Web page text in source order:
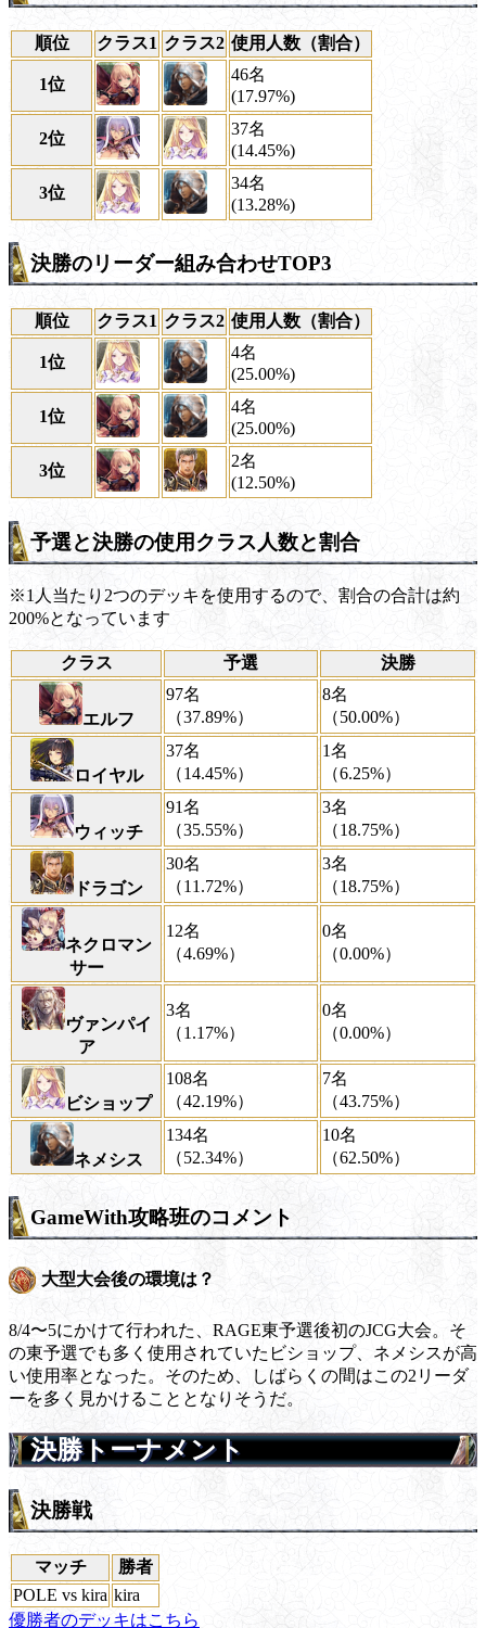
順位 クラス1 クラス2 使用人数（割合）
1位
46名
(17.97%)
2位
37名
(14.45%)
3位
34名
(13.28%)
決勝のリーダー組み合わせTOP3
順位 クラス1 クラス2 使用人数（割合）
1位
4名
(25.00%)
1位
4名
(25.00%)
3位
2名
(12.50%)
予選と決勝の使用クラス人数と割合
※1人当たり2つのデッキを使用するので、割合の合計は約
200%となっています
クラス 予選 決勝
エルフ
97名
（37.89%）
8名
（50.00%）
ロイヤル
37名
（14.45%）
1名
（6.25%）
ウィッチ
91名
（35.55%）
3名
（18.75%）
ドラゴン
30名
（11.72%）
3名
（18.75%）
ネクロマン
サー
12名
（4.69%）
0名
（0.00%）
ヴァンパイ
ア
3名
（1.17%）
0名
（0.00%）
ビショップ
108名
（42.19%）
7名
（43.75%）
ネメシス
134名
（52.34%）
10名
（62.50%）
GameWith攻略班のコメント
大型大会後の環境は？
8/4〜5にかけて行われた、RAGE東予選後初のJCG大会。そ
の東予選でも多く使用されていたビショップ、ネメシスが高
い使用率となった。そのため、しばらくの間はこの2リーダ
ーを多く見かけることとなりそうだ。
決勝トーナメント
決勝戦
マッチ
勝者
POLE vs kira kira
優勝者のデッキはこちら